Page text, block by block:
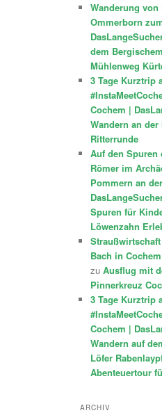
Wanderung
Ommerborn
dem
Mühlenweg
3 Tage Kurztrip
Cochem |
Wandern an
Ritterrunde
Auf den Spuren
Römer im
Pommern an
Spuren für
Löwenzahn
Bach in
zu Ausflug mit
Pinnerkreuz
3 Tage Kurztrip
Cochem |
Wandern auf
Löfer
Abenteuertour
ARCHIV